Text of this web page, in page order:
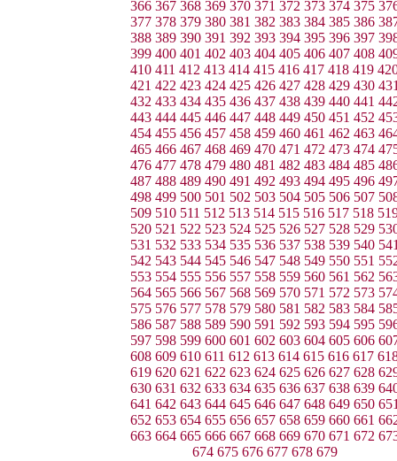
366 367 368 369 370 371 372 373 374 375
377 378 379 380 381 382 383 384 385 386
388 389 390 391 392 393 394 395 396 397
399 400 401 402 403 404 405 406 407 408
410 411 412 413 414 415 416 417 418 419
421 422 423 424 425 426 427 428 429 430
432 433 434 435 436 437 438 439 440 441
443 444 445 446 447 448 449 450 451 452
454 455 456 457 458 459 460 461 462 463
465 466 467 468 469 470 471 472 473 474
476 477 478 479 480 481 482 483 484 485
487 488 489 490 491 492 493 494 495 496
498 499 500 501 502 503 504 505 506 507
509 510 511 512 513 514 515 516 517 518
520 521 522 523 524 525 526 527 528 529
531 532 533 534 535 536 537 538 539 540
542 543 544 545 546 547 548 549 550 551
553 554 555 556 557 558 559 560 561 562
564 565 566 567 568 569 570 571 572 573
575 576 577 578 579 580 581 582 583 584
586 587 588 589 590 591 592 593 594 595
597 598 599 600 601 602 603 604 605 606
608 609 610 611 612 613 614 615 616 617
619 620 621 622 623 624 625 626 627 628
630 631 632 633 634 635 636 637 638 639
641 642 643 644 645 646 647 648 649 650
652 653 654 655 656 657 658 659 660 661
663 664 665 666 667 668 669 670 671 672
674 675 676 677 678 679